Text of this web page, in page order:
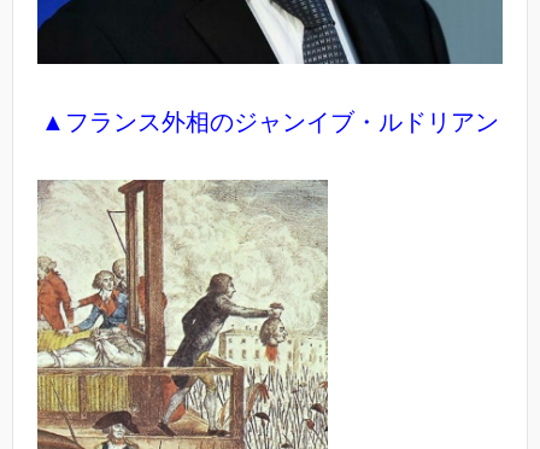
▲フランス外相のジャンイブ・ルドリアン